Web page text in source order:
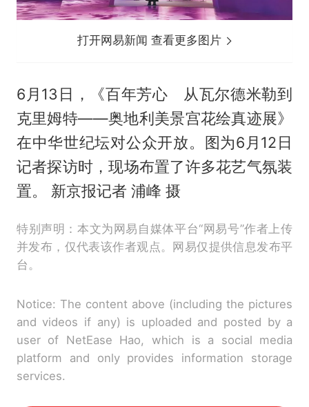
打开网易新闻 查看更多图片
6月13日，《百年芳心 从瓦尔德米勒到
克里姆特——奥地利美景宫花绘真迹展》
在中华世纪坛对公众开放。图为6月12日
记者探访时，现场布置了许多花艺气氛装
置。 新京报记者 浦峰 摄
特别声明：本文为网易自媒体平台“网易号”作者上传
并发布，仅代表该作者观点。网易仅提供信息发布平
台。
Notice: The content above (including the pictures
and videos if any) is uploaded and posted by a
user of NetEase Hao, which is a social media
platform and only provides information storage
services.